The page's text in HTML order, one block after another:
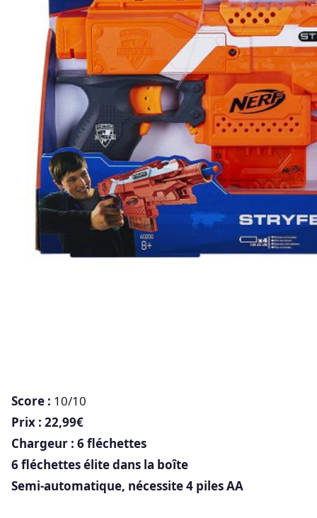
Score : 10/10
Prix : 22,99€
Chargeur : 6 fléchettes
6 fléchettes élite dans la boîte
Semi-automatique, nécessite 4 piles AA